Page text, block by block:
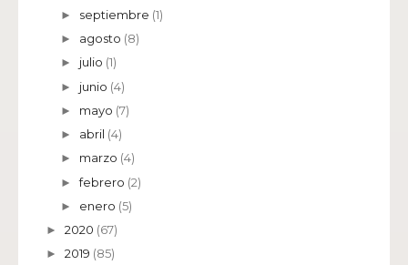
► septiembre (1)
► agosto (8)
► julio (1)
► junio (4)
► mayo (7)
► abril (4)
► marzo (4)
►febrero (2)
► enero (5)
► 2020 (67)
► 2019 (85)